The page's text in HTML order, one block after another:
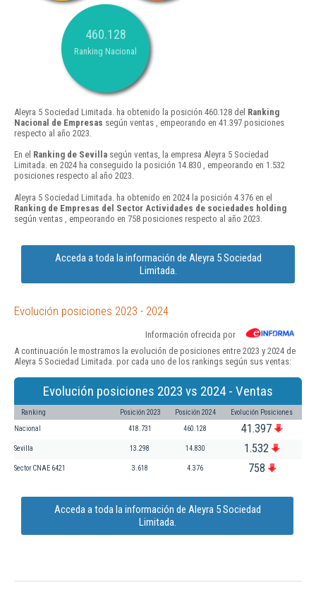
460.128
Ranking Nacional
Aleyra 5 Sociedad Limitada. ha obtenido la posición 460.128 del Ranking
Nacional de Empresas según ventas , empeorando en 41.397 posiciones
respecto al año 2023.
En el Ranking de Sevilla según ventas, la empresa Aleyra 5 Sociedad
Limitada. en 2024 ha conseguido la posición 14.830 , empeorando en 1.532
posiciones respecto al año 2023.
Aleyra 5 Sociedad Limitada. ha obtenido en 2024 la posición 4.376 en el
Ranking de Empresas del Sector Actividades de sociedades holding
según ventas , empeorando en 758 posiciones respecto al año 2023.
Acceda a toda la información de Aleyra 5 Sociedad
Limitada.
Evolución posiciones 2023 - 2024
Información ofrecida por
A continuación le mostramos la evolución de posiciones entre 2023 y 2024 de
Aleyra 5 Sociedad Limitada. por cada uno de los rankings según sus ventas:
Evolución posiciones 2023 vs 2024 - Ventas
Ranking Posición 2023 Posición 2024 Evolución Posiciones
Nacional 418.731 460.128 41.397
Sevilla 13.298 14.830 1.532
Sector CNAE 6421 3.618 4.376 758
Acceda a toda la información de Aleyra 5 Sociedad
Limitada.